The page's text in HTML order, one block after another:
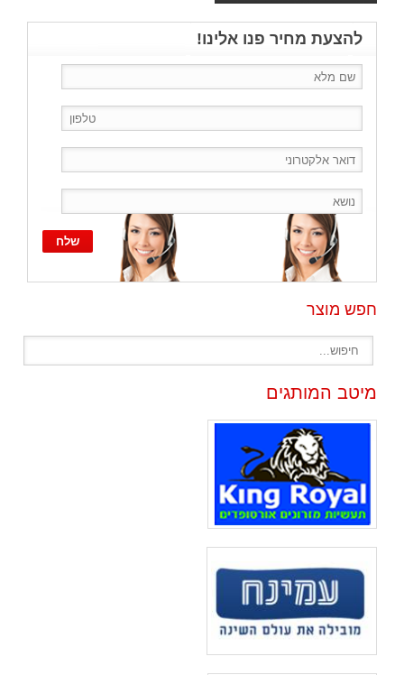
להצעת מחיר פנו אלינו!
חפש מוצר
מיטב המותגים